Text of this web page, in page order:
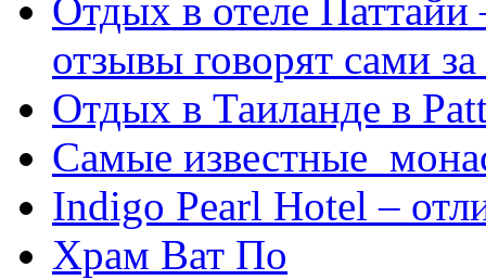
Отдых в отеле
отзывы говорят сами за
Отдых в Таиланде в
Самые известные
Indigo Pearl Hotel –
Храм Ват По